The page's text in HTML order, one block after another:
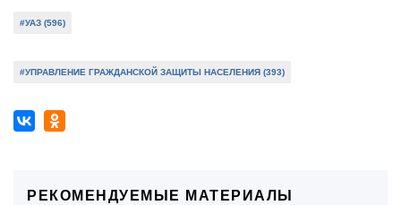
#УАЗ (596)
#УПРАВЛЕНИЕ ГРАЖДАНСКОЙ ЗАЩИТЫ НАСЕЛЕНИЯ (393)
РЕКОМЕНДУЕМЫЕ МАТЕРИАЛЫ